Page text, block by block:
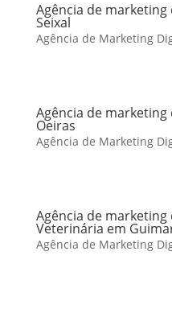
Agência de
Seixal
Agência de Marketing
Agência de
Oeiras
Agência de Marketing
Agência de
Veterinária em
Agência de Marketing